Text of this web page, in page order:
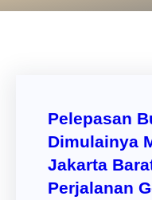
Pelepasan
Dimulainya
Jakarta
Perjalanan